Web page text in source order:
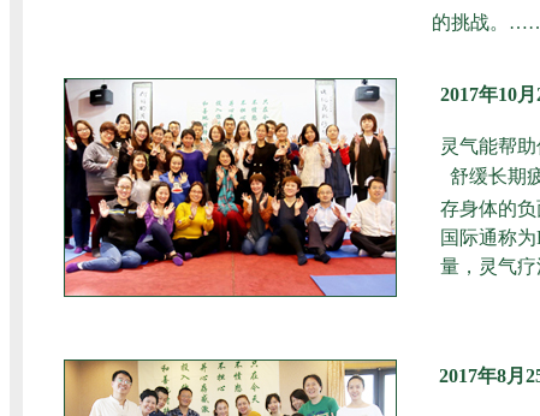
的挑战。
2017年10
灵气能帮
舒缓长期
存身体的
国际通称
量，灵气
2017年8月